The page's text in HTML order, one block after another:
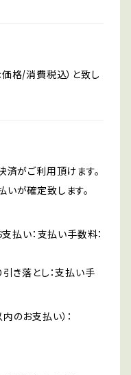
格/消費税込）と致し
済がご利用頂けます。
が確定致します。
払い：支払い手数料：
き落とし：支払い手
のお支払い）：